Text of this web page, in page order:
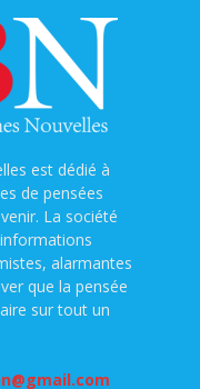
est dédié à
de pensées
La société
alarmantes
que la pensée
sur tout un